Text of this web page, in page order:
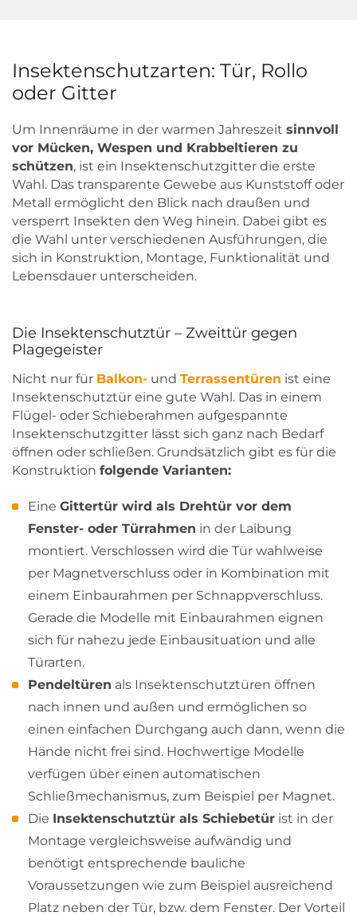
Insektenschutzarten: Tür, Rollo
oder Gitter
Um Innenräume in der warmen Jahreszeit sinnvoll
vor Mücken, Wespen und Krabbeltieren zu
schützen, ist ein Insektenschutzgitter die erste
Wahl. Das transparente Gewebe aus Kunststoff oder
Metall ermöglicht den Blick nach draußen und
versperrt Insekten den Weg hinein. Dabei gibt es
die Wahl unter verschiedenen Ausführungen, die
sich in Konstruktion, Montage, Funktionalität und
Lebensdauer unterscheiden.
Die Insektenschutztür – Zweittür gegen
Plagegeister
Nicht nur für Balkon- und Terrassentüren ist eine
Insektenschutztür eine gute Wahl. Das in einem
Flügel- oder Schieberahmen aufgespannte
Insektenschutzgitter lässt sich ganz nach Bedarf
öffnen oder schließen. Grundsätzlich gibt es für die
Konstruktion folgende Varianten:
Eine Gittertür wird als Drehtür vor dem
Fenster- oder Türrahmen in der Laibung
montiert. Verschlossen wird die Tür wahlweise
per Magnetverschluss oder in Kombination mit
einem Einbaurahmen per Schnappverschluss.
Gerade die Modelle mit Einbaurahmen eignen
sich für nahezu jede Einbausituation und alle
Türarten.
Pendeltüren als Insektenschutztüren öffnen
nach innen und außen und ermöglichen so
einen einfachen Durchgang auch dann, wenn die
Hände nicht frei sind. Hochwertige Modelle
verfügen über einen automatischen
Schließmechanismus, zum Beispiel per Magnet.
Die Insektenschutztür als Schiebetür ist in der
Montage vergleichsweise aufwändig und
benötigt entsprechende bauliche
Voraussetzungen wie zum Beispiel ausreichend
Platz neben der Tür, bzw. dem Fenster. Der Vorteil